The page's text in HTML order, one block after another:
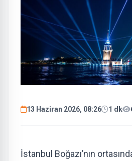
13 Haziran 2026, 08:26 1 dk
İstanbul Boğazı’nın